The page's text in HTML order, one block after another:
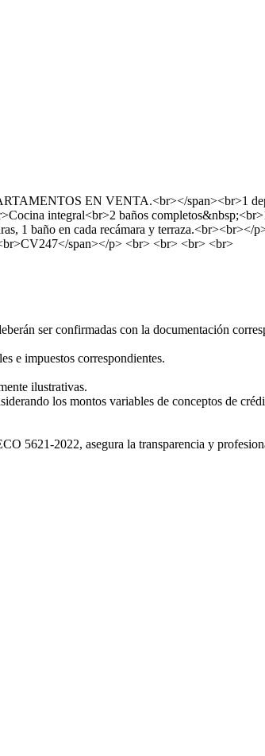
EN VENTA.<br></span><br>1
integral<br>2 baños
1 baño en cada recámara y
span></p> <br> <br> <br> <br>
ser confirmadas con la documentación
e impuestos correspondientes.
ilustrativas.
los montos variables de conceptos de
5621-2022, asegura la transparencia y